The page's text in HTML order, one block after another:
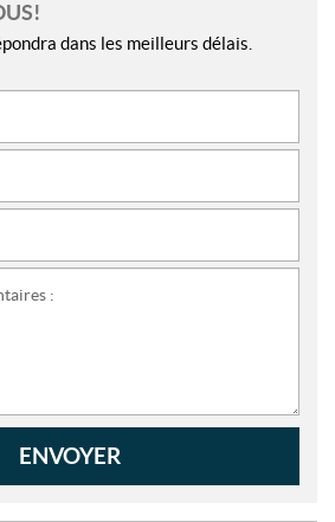
dans les meilleurs délais.
:
ENVOYER